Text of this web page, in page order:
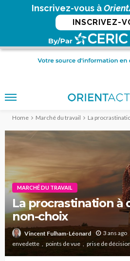
Inscrivez-vous à
INSCRIVEZ-
Home Marché du travail La
MARCHÉ DU TRAVAIL
La procrastination à
non-choix
Vincent Fulham-Léonard 3 ans ago
envedette
points de vue prise de décision